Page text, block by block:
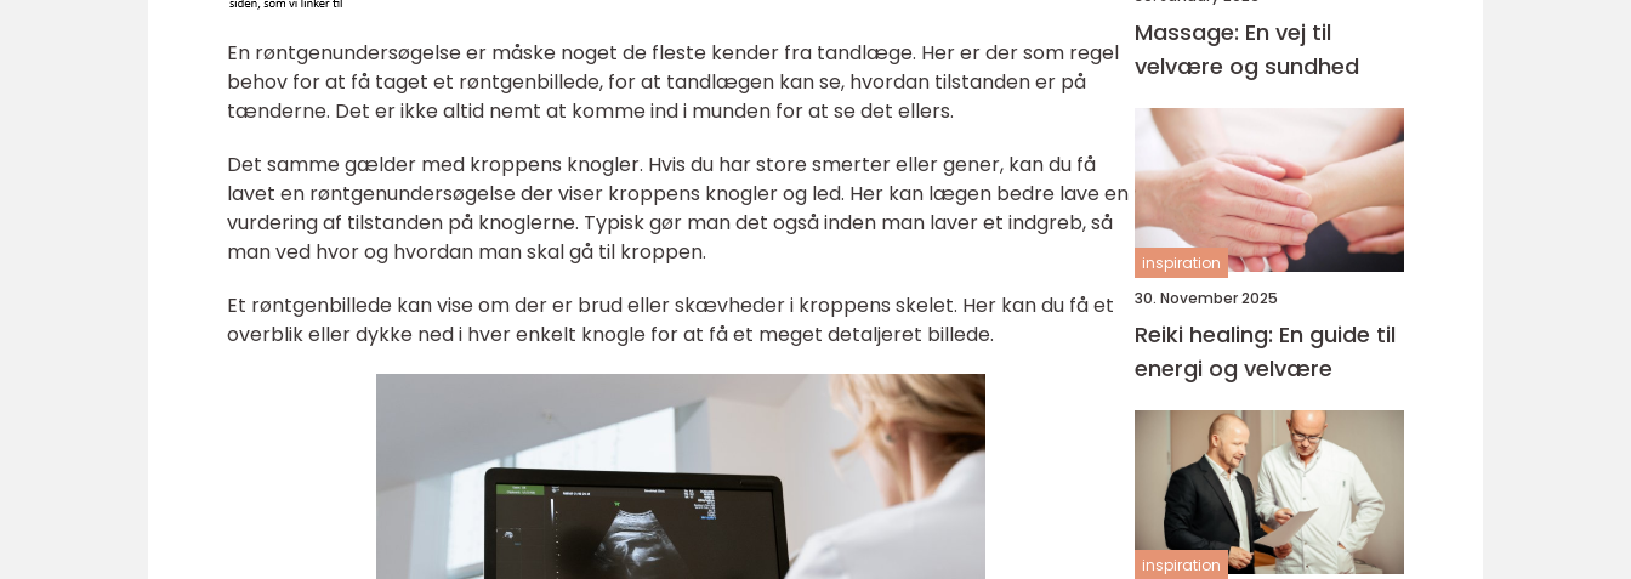
En røntgenundersøgelse er måske noget de fleste kender fra tandlæge. Her er der som regel
behov for at få taget et røntgenbillede, for at tandlægen kan se, hvordan tilstanden er på
tænderne. Det er ikke altid nemt at komme ind i munden for at se det ellers.
Det samme gælder med kroppens knogler. Hvis du har store smerter eller gener, kan du få
lavet en røntgenundersøgelse der viser kroppens knogler og led. Her kan lægen bedre lave en
vurdering af tilstanden på knoglerne. Typisk gør man det også inden man laver et indgreb, så
man ved hvor og hvordan man skal gå til kroppen.
Et røntgenbillede kan vise om der er brud eller skævheder i kroppens skelet. Her kan du få et
overblik eller dykke ned i hver enkelt knogle for at få et meget detaljeret billede.
Massage: En vej til
velvære og sundhed
inspiration
30. November 2025
Reiki healing: En guide til
energi og velvære
inspiration